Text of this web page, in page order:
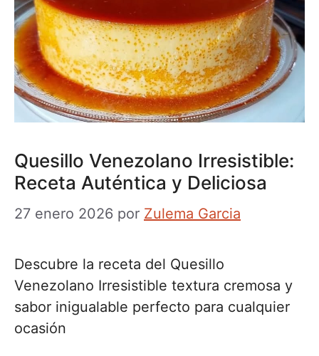
Quesillo Venezolano Irresistible:
Receta Auténtica y Deliciosa
27 enero 2026 por Zulema Garcia
Descubre la receta del Quesillo
Venezolano Irresistible textura cremosa y
sabor inigualable perfecto para cualquier
ocasión